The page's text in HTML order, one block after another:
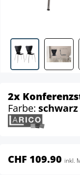
2x
Farbe: schwarz
CHF 109.90 inkl.